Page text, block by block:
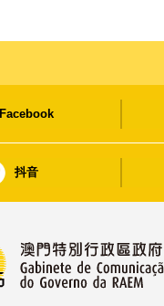
Facebook
抖音